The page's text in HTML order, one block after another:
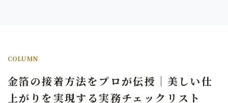
COLUMN
金箔の接着方法をプロが伝授｜美しい仕
上がりを実現する実務チェックリスト